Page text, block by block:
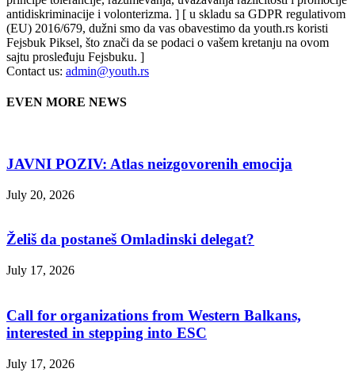
antidiskriminacije i volonterizma. ] [ u skladu sa GDPR regulativom
(EU) 2016/679, dužni smo da vas obavestimo da youth.rs koristi
Fejsbuk Piksel, što znači da se podaci o vašem kretanju na ovom
sajtu prosleđuju Fejsbuku. ]
Contact us: admin@youth.rs
EVEN MORE NEWS
JAVNI POZIV: Atlas neizgovorenih emocija
July 20, 2026
Želiš da postaneš Omladinski delegat?
July 17, 2026
Call for organizations from Western Balkans,
interested in stepping into ESC
July 17, 2026